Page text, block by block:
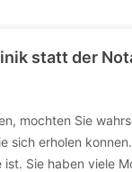
statt der
mochten Sie
sich erholen
Sie haben viele